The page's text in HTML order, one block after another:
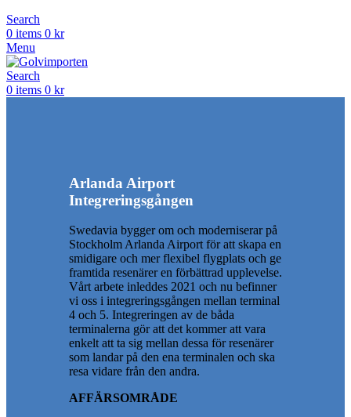
Search
0 items 0 kr
Menu
Search
0 items 0 kr
Arlanda Airport
Integreringsgången
Swedavia bygger om och moderniserar på
Stockholm Arlanda Airport för att skapa en
smidigare och mer flexibel flygplats och ge
framtida resenärer en förbättrad upplevelse.
Vårt arbete inleddes 2021 och nu befinner
vi oss i integreringsgången mellan terminal
4 och 5. Integreringen av de båda
terminalerna gör att det kommer att vara
enkelt att ta sig mellan dessa för resenärer
som landar på den ena terminalen och ska
resa vidare från den andra.
AFFÄRSOMRÅDE